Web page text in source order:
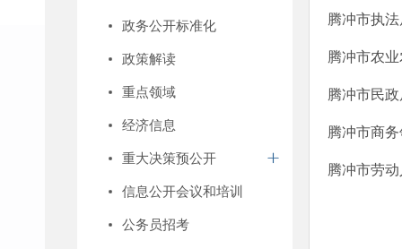
政务公开标准化
政策解读
重点领域
经济信息
重大决策预公开
信息公开会议和培训
公务员招考
腾冲市执
腾冲市农
腾冲市民
腾冲市商
腾冲市劳